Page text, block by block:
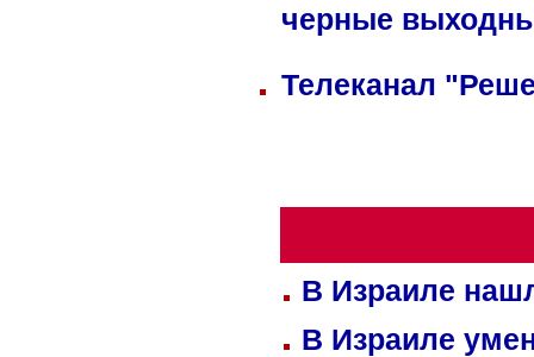
черные
Телеканал
В Израиле
В Израиле